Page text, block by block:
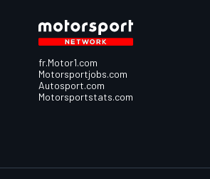
fr.Motor1.com
Motorsportjobs.com
Autosport.com
Motorsportstats.com